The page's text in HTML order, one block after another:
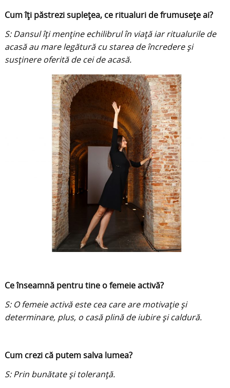
Cum îți păstrezi suplețea, ce ritualuri de frumusețe ai?
S: Dansul îți menține echilibrul în viață iar ritualurile de
acasă au mare legătură cu starea de încredere și
susținere oferită de cei de acasă.
Ce înseamnă pentru tine o femeie activă?
S: O femeie activă este cea care are motivație și
determinare, plus, o casă plină de iubire și caldură.
Cum crezi că putem salva lumea?
S: Prin bunătate și toleranță.